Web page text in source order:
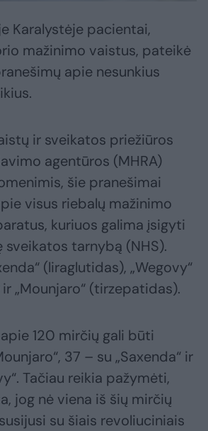
Karalystėje pacientai,
mažinimo vaistus, pateikė
apie nesunkius
ir sveikatos priežiūros
agentūros (MHRA)
šie pranešimai
visus riebalų mažinimo
kuriuos galima įsigyti
sveikatos tarnybą (NHS).
(liraglutidas), „Wegovy“
„Mounjaro“ (tirzepatidas).
120 mirčių gali būti
37 – su „Saxenda“ ir
Tačiau reikia pažymėti,
jog nė viena iš šių mirčių
su šiais revoliuciniais